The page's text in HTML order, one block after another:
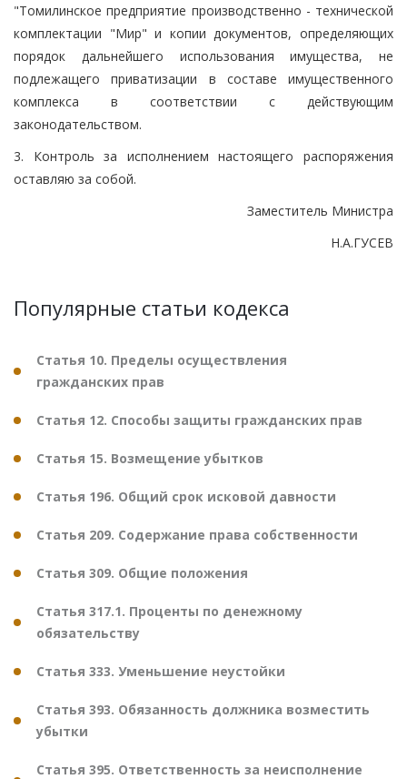
"Томилинское предприятие производственно - технической
комплектации "Мир" и копии документов, определяющих
порядок дальнейшего использования имущества, не
подлежащего приватизации в составе имущественного
комплекса в соответствии с действующим
законодательством.
3. Контроль за исполнением настоящего распоряжения
оставляю за собой.
Заместитель Министра
Н.А.ГУСЕВ
Популярные статьи кодекса
Статья 10. Пределы осуществления
гражданских прав
Статья 12. Способы защиты гражданских прав
Статья 15. Возмещение убытков
Статья 196. Общий срок исковой давности
Статья 209. Содержание права собственности
Статья 309. Общие положения
Статья 317.1. Проценты по денежному
обязательству
Статья 333. Уменьшение неустойки
Статья 393. Обязанность должника возместить
убытки
Статья 395. Ответственность за неисполнение